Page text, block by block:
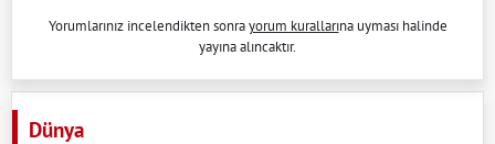
Yorumlarınız incelendikten sonrayorum kurallarına uyması halinde
yayına alıncaktır.
Dünya